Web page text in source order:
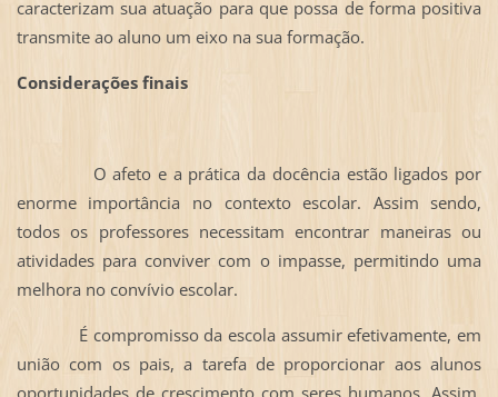
caracterizam sua atuação para que possa de forma positiva
transmite ao aluno um eixo na sua formação.
Considerações finais
O afeto e a prática da docência estão ligados por
enorme importância no contexto escolar. Assim sendo,
todos os professores necessitam encontrar maneiras ou
atividades para conviver com o impasse, permitindo uma
melhora no convívio escolar.
É compromisso da escola assumir efetivamente, em
união com os pais, a tarefa de proporcionar aos alunos